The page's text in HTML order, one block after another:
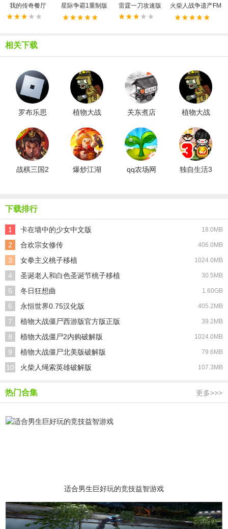
我的传奇餐厅 星际争霸1重制版 雷霆一刀攻速版 火柴人战争遗产FM
相关下载
罗布乐思
最新版
植物大战
版
关东煮店
汉化版
植物大战
版
战棋三国2
爆炒江湖
qq农场网
独自生活3
下载排行
1 卡在墙中的少女中文版 18.0MB
2 合欢宗女修传 406.0MB
3 女拳主义桃子移植 1024.0MB
4 圣诞老人和白色圣诞节桃子移植 30.5MB
5 冬日狂想曲 1.60GB
6 永恒世界0.75汉化版 405.2MB
7 植物大战僵尸西游版官方版正版 39.2MB
8 植物大战僵尸2内购破解版 1024.0MB
9 植物大战僵尸北美版破解版 79.6MB
10 火柴人绳索英雄破解版 107.3MB
热门合集 更多>>>
适合男生巨好玩的竞技益智游戏